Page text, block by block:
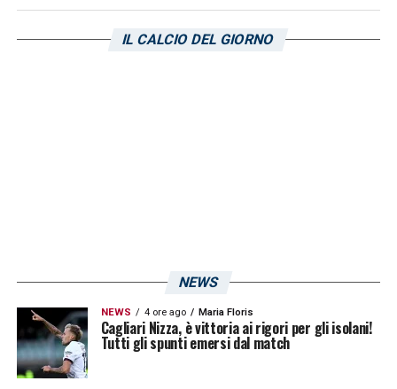
LA PLAYLIST DELLE NOSTRE TOP NEWS
IL CALCIO DEL GIORNO
NEWS
NEWS 4 ore ago Maria Floris
Cagliari Nizza, è vittoria ai rigori per gli isolani!
Tutti gli spunti emersi dal match